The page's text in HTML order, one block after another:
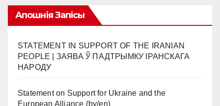
Апошнія Запісы
STATEMENT IN SUPPORT OF THE IRANIAN
PEOPLE | ЗАЯВА Ў ПАДТРЫМКУ ІРАНСКАГА
НАРОДУ
Statement on Support for Ukraine and the
European Alliance (by/en)